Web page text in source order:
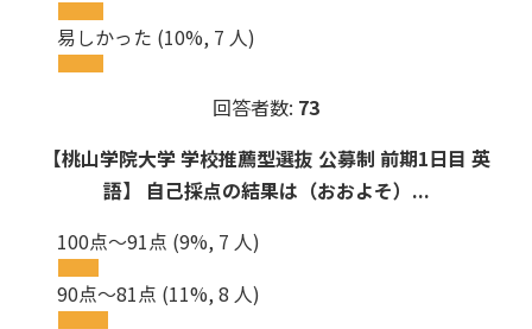
易しかった (10%, 7 人)
回答者数: 73
【桃山学院大学 学校推薦型選抜 公募制 前期1日目 英
語】 自己採点の結果は（おおよそ）...
100点～91点 (9%, 7 人)
90点～81点 (11%, 8 人)